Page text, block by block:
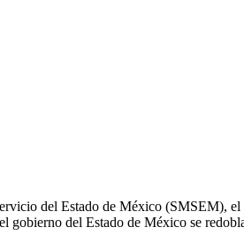
del Estado de México (SMSEM), el
del Estado de México se